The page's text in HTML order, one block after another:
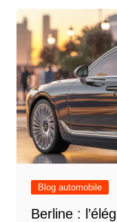
Blog automobile
Berline :